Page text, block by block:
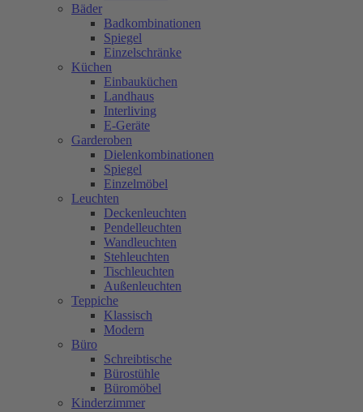
Bäder
Badkombinationen
Spiegel
Einzelschränke
Küchen
Einbauküchen
Landhaus
Interliving
E-Geräte
Garderoben
Dielenkombinationen
Spiegel
Einzelmöbel
Leuchten
Deckenleuchten
Pendelleuchten
Wandleuchten
Stehleuchten
Tischleuchten
Außenleuchten
Teppiche
Klassisch
Modern
Büro
Schreibtische
Bürostühle
Büromöbel
Kinderzimmer